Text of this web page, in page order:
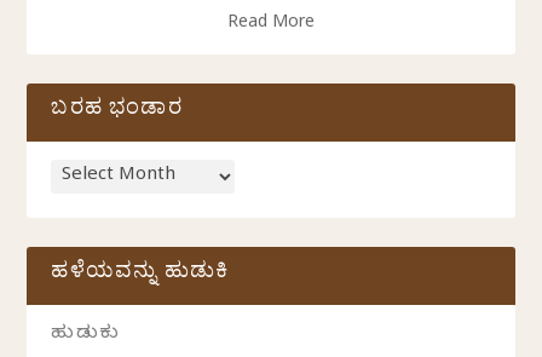
Read More
ಬರಹ ಭಂಡಾರ
ಹಳೆಯವನ್ನು ಹುಡುಕಿ